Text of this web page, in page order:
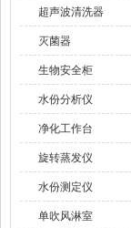
超声波清洗器
灭菌器
生物安全柜
水份分析仪
净化工作台
旋转蒸发仪
水份测定仪
单吹风淋室